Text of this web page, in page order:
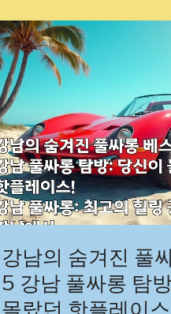
강남의 숨겨진 풀
5 강남 풀싸롱 탐
몰랐던 핫플레이
강
남
의
숨
겨
진
풀
싸
롱
베
스
트
5
강
남